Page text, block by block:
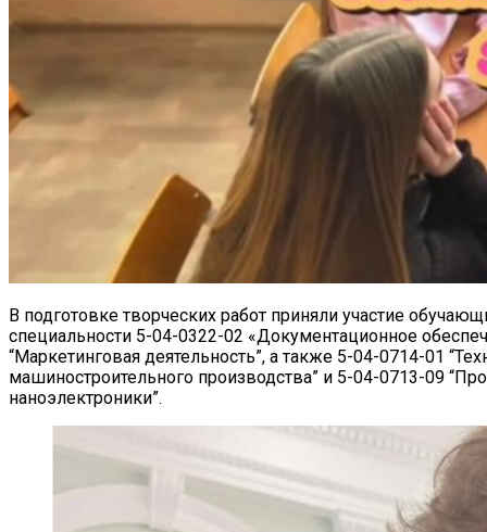
В подготовке творческих работ приняли участие
специальности 5-04-0322-02 «Документационное
“Маркетинговая деятельность”, а также 5-04-0714-01
машиностроительного производства” и 5-04-0713-09
наноэлектроники”.